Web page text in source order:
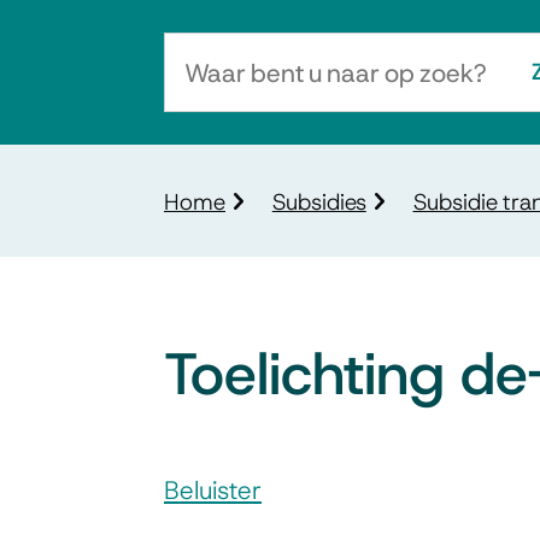
u
op
zoek?
Kruimelpad
Home Subsidies Subsidie
Toelichting
Assistentie
Beluister